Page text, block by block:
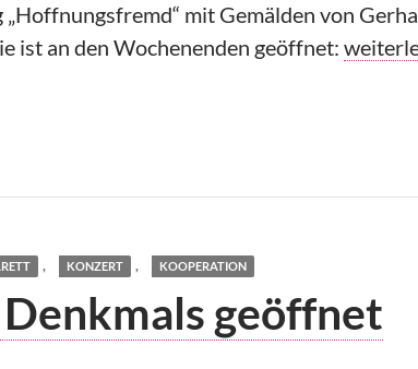
mit Gemälden von
ist an den Wochenenden geöffnet: St.
, KONZERT , KOOPERATION
Denkmals geöffnet